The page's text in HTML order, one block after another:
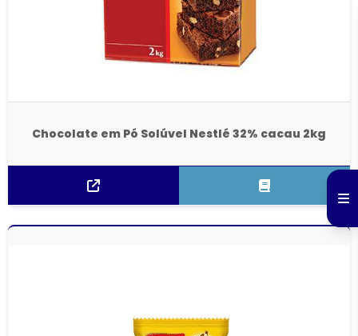
Chocolate em Pó Solúvel Nestlé 32% cacau 2kg